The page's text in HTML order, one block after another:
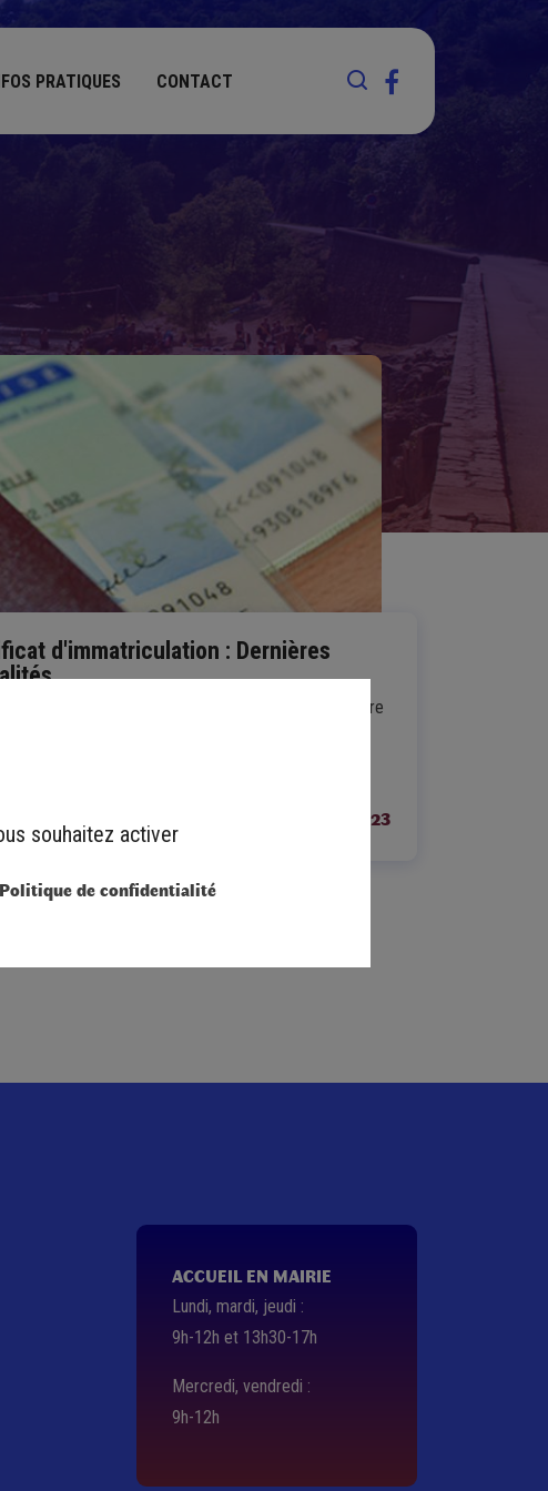
PRATIQUES CONTACT
d'immatriculation : Dernières
liées à la carte grise et au permis de conduire
Le 7 décembre 2023
ACCUEIL EN MAIRIE
Lundi, mardi, jeudi :
9h-12h et 13h30-17h
Mercredi, vendredi :
9h-12h
souhaitez activer
Politique de confidentialité